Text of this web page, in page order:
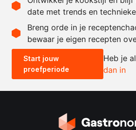
Recept omrekenen
-
0.5x 1x 2x
date met trends en
Breng orde in je
bewaar je eigen recepten
Start jouw
proefperiode
Heb je
dan in